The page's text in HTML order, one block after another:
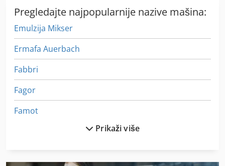
Pregledajte najpopularnije nazive mašina:
Emulzija Mikser
Ermafa Auerbach
Fabbri
Fagor
Famot
Prikaži više